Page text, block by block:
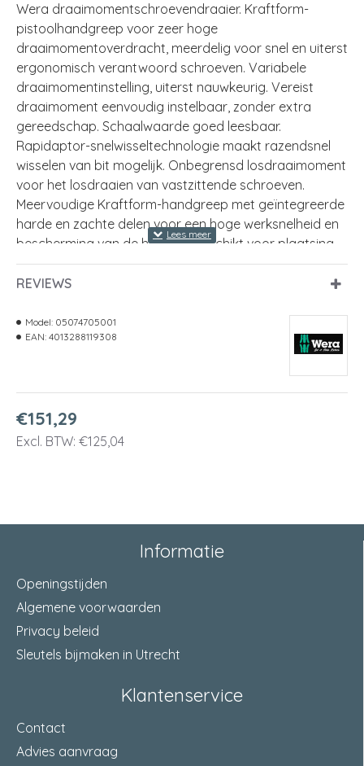
Wera draaimomentschroevendraaier. Kraftform-
pistoolhandgreep voor zeer hoge
draaimomentoverdracht, meerdelig voor snel en uiterst
ergonomisch verantwoord schroeven. Variabele
draaimomentinstelling, uiterst nauwkeurig. Vereist
draaimoment eenvoudig instelbaar, zonder extra
gereedschap. Schaalwaarde goed leesbaar.
Rapidaptor-snelwisseltechnologie maakt razendsnel
wisselen van bit mogelijk. Onbegrensd losdraaimoment
voor het losdraaien van vastzittende schroeven.
Meervoudige Kraftform-handgreep met geïntegreerde
harde en zachte delen voor een hoge werksnelheid en
bescherming van de handen. Geschikt voor plaatsing
van bits met 1/4" buitenzeskant-aandrijving conform
DIN ISO 1173-C 6,3 en E 6,3 (ISO 1173).
Rapidaptor-technologie voor razendsnel wisselen va
- Waarschuwingssignaal bij bereiken van de waarde
- Numerieke draaimomentschaal
REVIEWS
€151,29
Excl. BTW: €125,04
Model: 05074705001
EAN: 4013288119308
Informatie
Openingstijden
Algemene voorwaarden
Privacy beleid
Sleutels bijmaken in Utrecht
Klantenservice
Contact
Advies aanvraag